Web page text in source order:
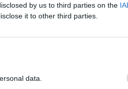
by us to third parties on the
it to other third parties.
data.
repostet av profiler som
over 100 000 visninger,